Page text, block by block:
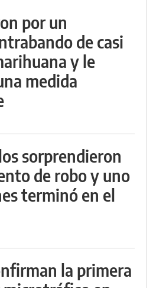
por un
de casi
y le
medida
sorprendieron
de robo y uno
terminó en el
la primera